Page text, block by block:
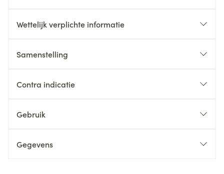
Wettelijk verplichte informatie
Samenstelling
Contra indicatie
Gebruik
Gegevens